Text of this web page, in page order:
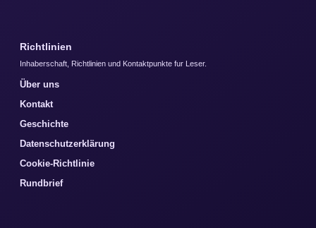
Richtlinien
Inhaberschaft, Richtlinien und Kontaktpunkte fur Leser.
Über uns
Kontakt
Geschichte
Datenschutzerklärung
Cookie-Richtlinie
Rundbrief